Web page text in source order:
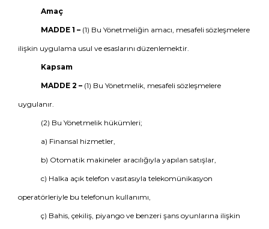
Amaç
MADDE 1 –(1) Bu Yönetmeliğin amacı, mesafeli sözleşmelere
ilişkin uygulama usul ve esaslarını düzenlemektir.
Kapsam
MADDE 2 –(1) Bu Yönetmelik, mesafeli sözleşmelere
uygulanır.
(2) Bu Yönetmelik hükümleri;
a) Finansal hizmetler,
b) Otomatik makineler aracılığıyla yapılan satışlar,
c) Halka açık telefon vasıtasıyla telekomünikasyon
operatörleriyle bu telefonun kullanımı,
ç) Bahis, çekiliş, piyango ve benzeri şans oyunlarına ilişkin